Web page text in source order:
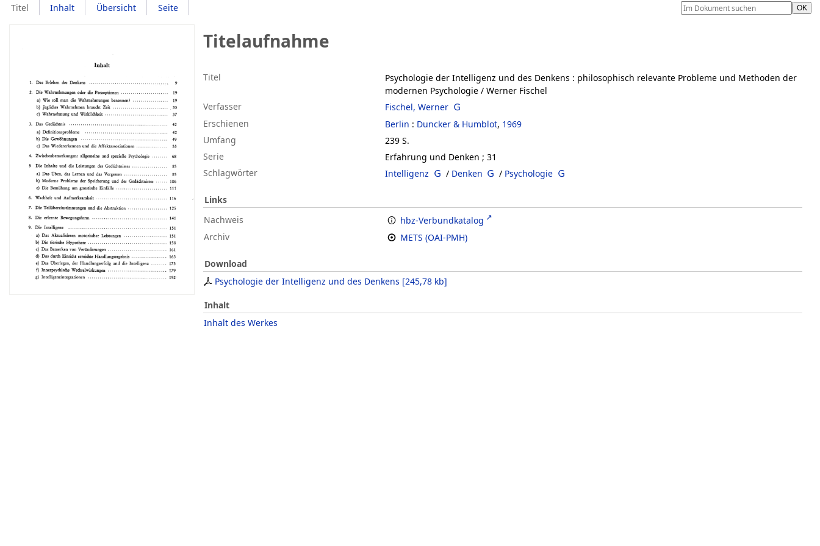
Titel Inhalt Übersicht Seite
Titelaufnahme
Titel Psychologie der Intelligenz und des Denkens : philosophisch relevante Probleme und Methoden der
modernen Psychologie / Werner Fischel
Verfasser
Fischel, Werner
Erschienen
Berlin : Duncker & Humblot, 1969
Umfang
239 S.
Serie
Erfahrung und Denken ; 31
Schlagwörter
Intelligenz / Denken / Psychologie
Links
Nachweis
hbz-Verbundkatalog
Archiv
METS (OAI-PMH)
Download
Psychologie der Intelligenz und des Denkens [245,78 kb]
Inhalt
Inhalt des Werkes